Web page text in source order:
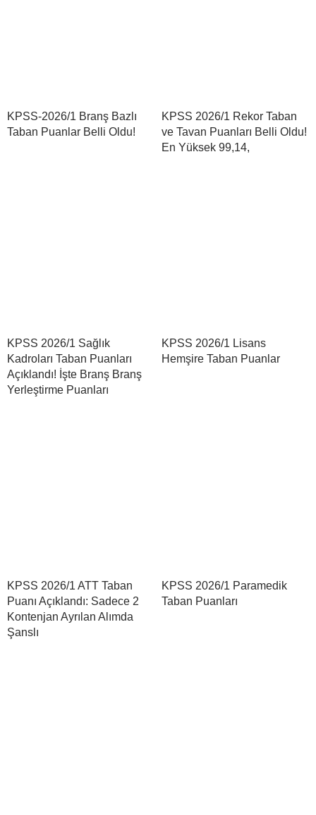
KPSS-2026/1 Branş Bazlı
Taban Puanlar Belli Oldu!
KPSS 2026/1 Rekor Taban
ve Tavan Puanları Belli Oldu!
En Yüksek 99,14,
KPSS 2026/1 Sağlık
Kadroları Taban Puanları
Açıklandı! İşte Branş Branş
Yerleştirme Puanları
KPSS 2026/1 Lisans
Hemşire Taban Puanlar
KPSS 2026/1 ATT Taban
Puanı Açıklandı: Sadece 2
Kontenjan Ayrılan Alımda
Şanslı
KPSS 2026/1 Paramedik
Taban Puanları